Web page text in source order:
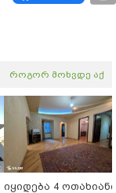
როგორ მოხვდე აქ
იყიდება 4 ოთახიანი